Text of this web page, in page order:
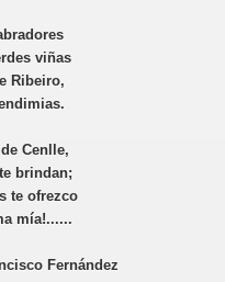
viñas
Ribeiro,
Cenlle,
brindan;
te ofrezco
mía!......